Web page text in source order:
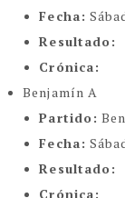
Fecha:
Resultado:
Crónica:
Benjamín A
Partido:
Fecha:
Resultado:
Crónica: